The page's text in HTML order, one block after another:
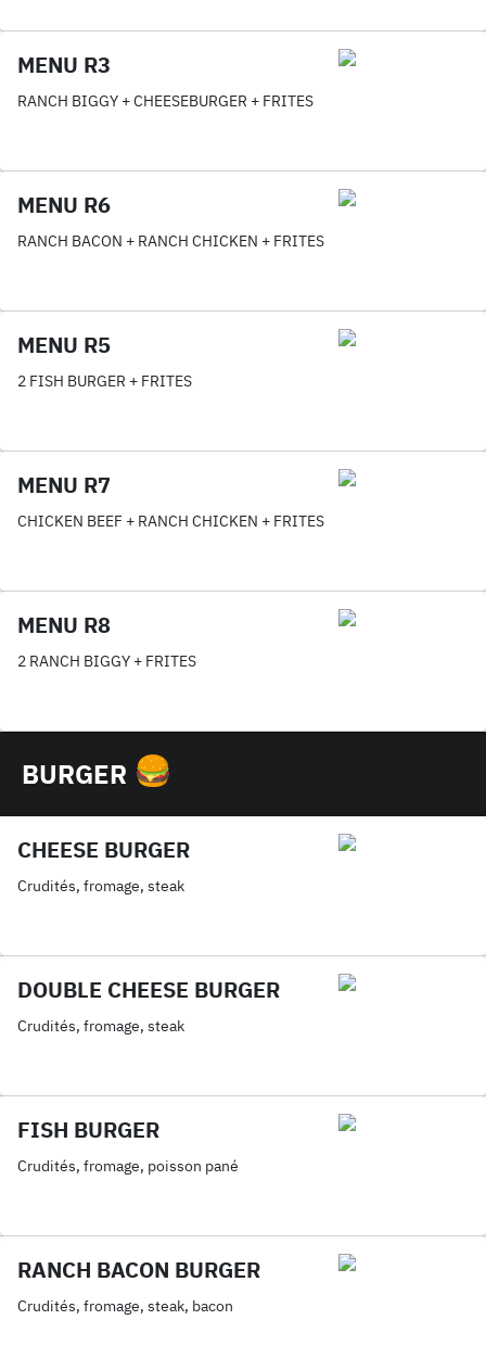
MENU R3
RANCH BIGGY + CHEESEBURGER + FRITES
MENU R6
RANCH BACON + RANCH CHICKEN + FRITES
MENU R5
2 FISH BURGER + FRITES
MENU R7
CHICKEN BEEF + RANCH CHICKEN + FRITES
MENU R8
2 RANCH BIGGY + FRITES
BURGER
CHEESE BURGER
Crudités, fromage, steak
DOUBLE CHEESE BURGER
Crudités, fromage, steak
FISH BURGER
Crudités, fromage, poisson pané
RANCH BACON BURGER
Crudités, fromage, steak, bacon